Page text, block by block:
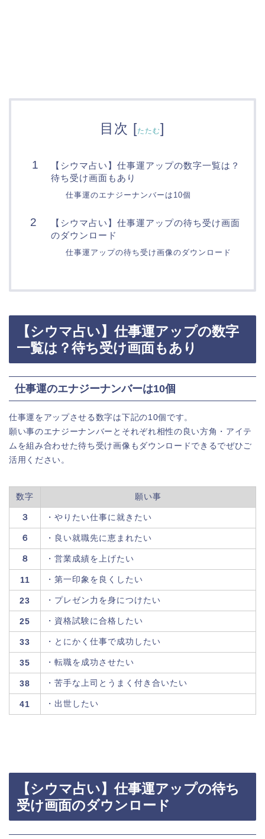
目次 [たたむ]
【シウマ占い】仕事運アップの数字一覧は？
待ち受け画面もあり
仕事運のエナジーナンバーは10個
【シウマ占い】仕事運アップの待ち受け画面
のダウンロード
仕事運アップの待ち受け画像のダウンロード
【シウマ占い】仕事運アップの数字
一覧は？待ち受け画面もあり
仕事運のエナジーナンバーは10個
仕事運をアップさせる数字は下記の10個です。
願い事のエナジーナンバーとそれぞれ相性の良い方角・アイテ
ムを組み合わせた待ち受け画像もダウンロードできるでぜひご
活用ください。
数字 願い事
３ ・やりたい仕事に就きたい
６ ・良い就職先に恵まれたい
８ ・営業成績を上げたい
11 ・第一印象を良くしたい
23 ・プレゼン力を身につけたい
25 ・資格試験に合格したい
33 ・とにかく仕事で成功したい
35 ・転職を成功させたい
38 ・苦手な上司とうまく付き合いたい
41 ・出世したい
【シウマ占い】仕事運アップの待ち
受け画面のダウンロード